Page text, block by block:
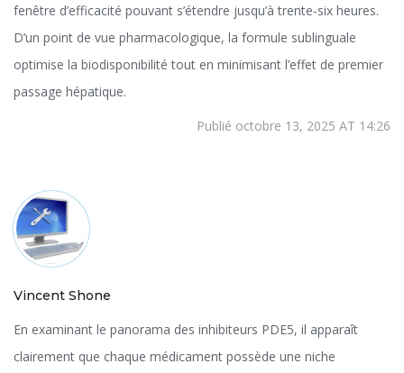
fenêtre d’efficacité pouvant s’étendre jusqu’à trente‑six heures.
D’un point de vue pharmacologique, la formule sublinguale
optimise la biodisponibilité tout en minimisant l’effet de premier
passage hépatique.
Publié octobre 13, 2025 AT 14:26
Vincent Shone
En examinant le panorama des inhibiteurs PDE5, il apparaît
clairement que chaque médicament possède une niche